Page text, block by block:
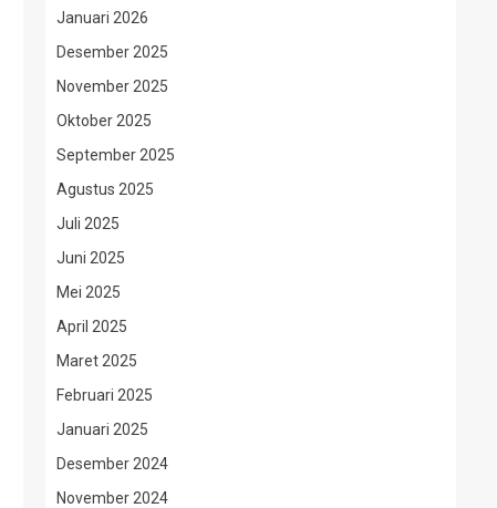
Januari 2026
Desember 2025
November 2025
Oktober 2025
September 2025
Agustus 2025
Juli 2025
Juni 2025
Mei 2025
April 2025
Maret 2025
Februari 2025
Januari 2025
Desember 2024
November 2024